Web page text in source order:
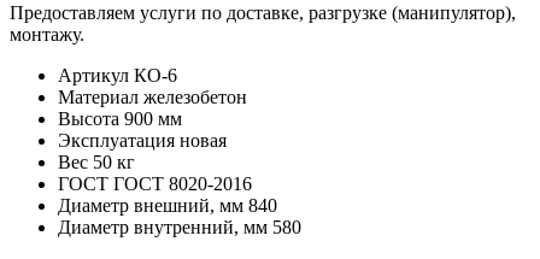
Предоставляем услуги по доставке, разгрузке (манипулятор),
монтажу.
Артикул КО-6
Материал железобетон
Высота 900 мм
Эксплуатация новая
Вес 50 кг
ГОСТ ГОСТ 8020-2016
Диаметр внешний, мм 840
Диаметр внутренний, мм 580